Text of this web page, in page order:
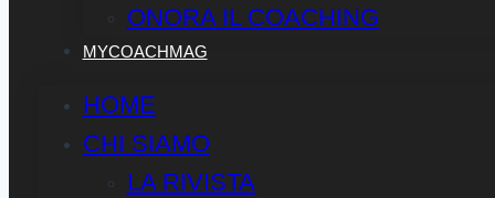
ONORA IL COACHING
MYCOACHMAG
HOME
CHI SIAMO
LA RIVISTA